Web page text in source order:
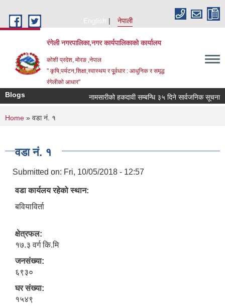
English
नेपाली
रंगेली नगरपालिका,नगर कार्यपालिकाको कार्यालय
कोशी प्रदेश, मोरङ ,नेपाल
" कृषि,पर्यटन,शिक्षा,स्वास्थय र पूूर्वधार : आधुनिक र समृद्ध
रंगेलीको आधार"
Blogs नामसारीको हकदावी सम्बन्धि ३५ दिने सार्वजनिक सूचना
You are here
Home » वडा नं. १
वडा नं. १
Submitted on: Fri, 10/05/2018 - 12:57
वडा कार्यलय रहेको स्थान:
बवियाविर्ता
क्षेत्रफल:
१७.३ वर्ग कि.मि
जनसंख्या:
६९३०
घर संख्या:
१५४९